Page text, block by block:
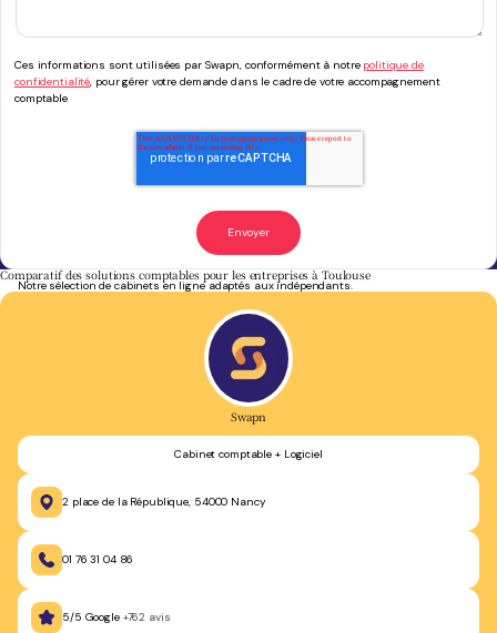
Ces informations sont utilisées par Swapn, conformément à notre politique de
confidentialité, pour gérer votre demande dans le cadre de votre accompagnement
comptable
Comparatif des solutions comptables pour les entreprises à Toulouse
Notre sélection de cabinets en ligne adaptés aux indépendants.
Swapn
Cabinet comptable + Logiciel
2 place de la République, 54000 Nancy
01 76 31 04 86
5/5 Google +762 avis